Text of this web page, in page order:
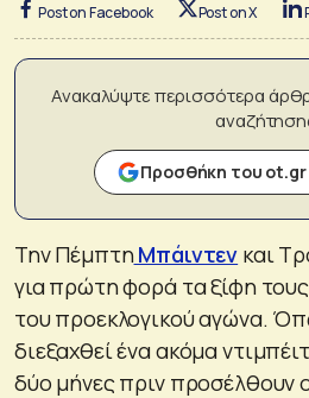
Post on Facebook Post on X
Ανακαλύψτε περισσότερα
Προσθήκη του
Την ΠέμπτηΜπάιντεν και
για πρώτη φορά τα ξίφη
του προεκλογικού αγώνα.
διεξαχθεί ένα ακόμα
δύο μήνες πριν προσέλθουν